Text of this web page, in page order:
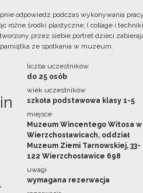
odpowiedz podczas wykonywania
różne środki plastyczne, ( collage i techniki
przez siebie portret dzieci
ze spotkania w muzeum.
liczba uczestników
do 25 osób
wiek uczestników
szkoła podstawowa klasy 1-5
miejsce
Muzeum Wincentego Witosa w
Wierzchosławicach, oddział
Muzeum Ziemi Tarnowskiej, 33-
122 Wierzchosławice 698
uwagi
wymagana rezerwacja